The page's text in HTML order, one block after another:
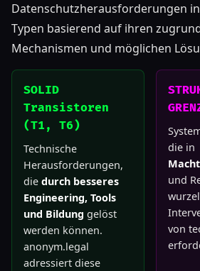
Datenschutzherausforderungen
Typen basierend auf ihren
Mechanismen und möglichen
SOLID
Transistoren
(T1, T6)
Technische
Herausforderungen,
die durch besseres
Engineering, Tools
und Bildung gelöst
werden können.
anonym.legal
adressiert diese
die in
und
von